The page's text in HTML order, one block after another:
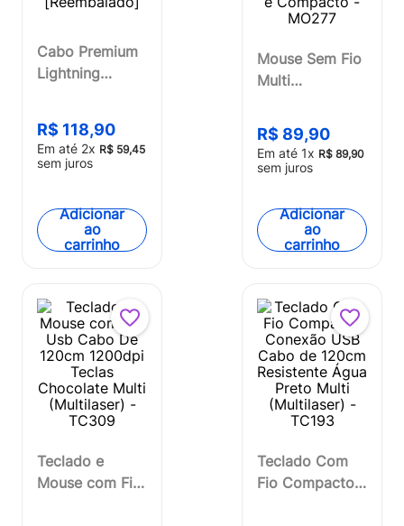
Cabo Premium
Lightning
WI414OUT
[Reembalado]
R$ 118,90
Em até 2x R$ 59,45
sem juros
Adicionar
ao
carrinho
Mouse Sem Fio
Multi
Wave
Recarregável
Bateria de Litío
MO277
R$ 89,90
Em até 1x R$ 89,90
sem juros
Adicionar
ao
carrinho
Teclado e
Mouse com Fio
Teclado Com
Fio Compacto